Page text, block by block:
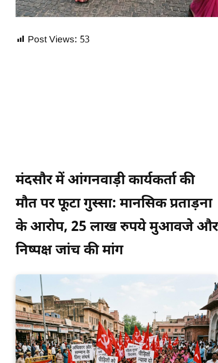
Post Views: 53
मंदसौर में आंगनवाड़ी कार्यकर्ता की
मौत पर फूटा गुस्सा: मानसिक प्रताड़ना
के आरोप, 25 लाख रुपये मुआवजे और
निष्पक्ष जांच की मांग